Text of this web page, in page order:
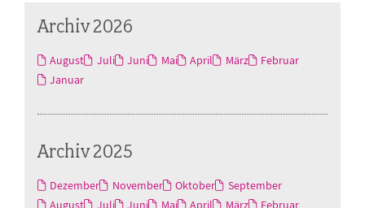
Archiv 2026
August Juli Juni Mai April März
Februar
Januar
Archiv 2025
Dezember November Oktober
September
August
Juli Juni Mai April März
Februar